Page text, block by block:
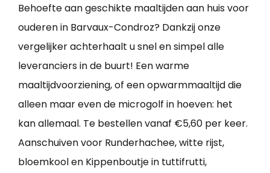
Behoefte aan geschikte maaltijden aan huis voor
ouderen in Barvaux-Condroz? Dankzij onze
vergelijker achterhaalt u snel en simpel alle
leveranciers in de buurt! Een warme
maaltijdvoorziening, of een opwarmmaaltijd die
alleen maar even de microgolf in hoeven: het
kan allemaal. Te bestellen vanaf €5,60 per keer.
Aanschuiven voor Runderhachee, witte rijst,
bloemkool en Kippenboutje in tuttifrutti,